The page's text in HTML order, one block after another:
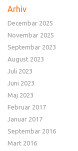
Arhiv
Decembar 2025
Novembar 2025
Septembar 2023
August 2023
Juli 2023
Juni 2023
Maj 2023
Februar 2017
Januar 2017
Septembar 2016
Mart 2016